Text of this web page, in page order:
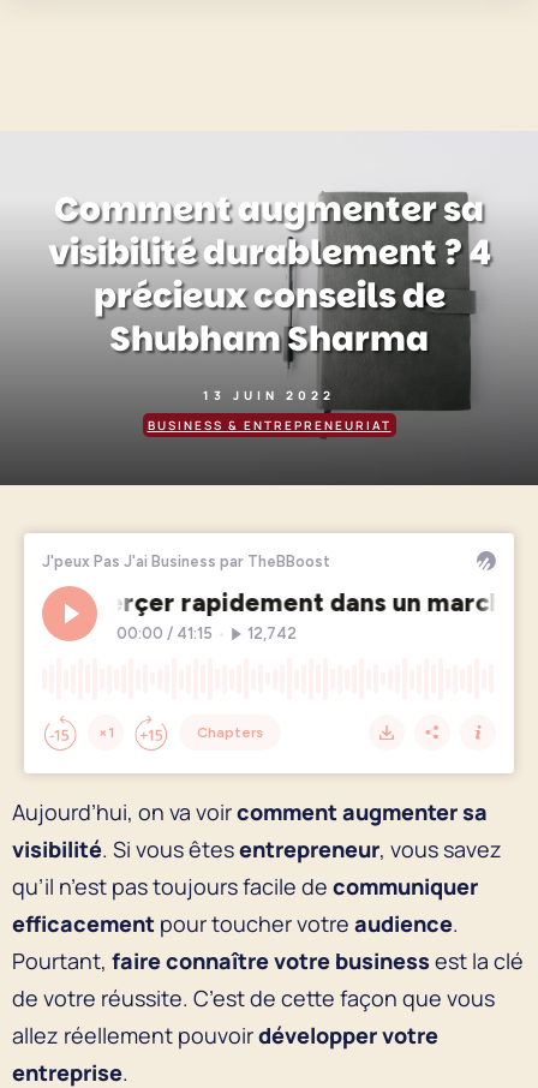
Comment augmenter sa
visibilité durablement ? 4
précieux conseils de
Shubham Sharma
13 JUIN 2022
BUSINESS & ENTREPRENEURIAT
Aujourd’hui, on va voircomment augmenter sa
visibilité. Si vous êtesentrepreneur, vous savez
qu’il n’est pas toujours facile de communiquer
efficacement pour toucher votre audience.
Pourtant, faire connaître votre business est la clé
de votre réussite. C’est de cette façon que vous
allez réellement pouvoirdévelopper votre
entreprise.